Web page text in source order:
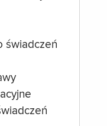
świadczeń